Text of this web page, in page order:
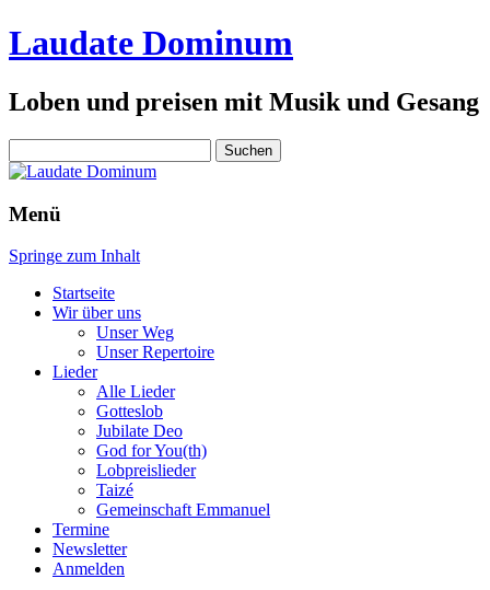
Laudate Dominum
Loben und preisen mit Musik und Gesang
nach:
Menü
Springe zum Inhalt
Startseite
Wir über uns
Unser Weg
Unser Repertoire
Lieder
Alle Lieder
Gotteslob
Jubilate Deo
God for You(th)
Lobpreislieder
Taizé
Gemeinschaft Emmanuel
Termine
Newsletter
Anmelden